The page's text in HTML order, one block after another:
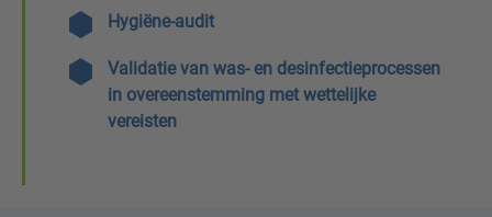
Hygiëne-audit
Validatie van was- en desinfectieprocessen
in overeenstemming met wettelijke
vereisten